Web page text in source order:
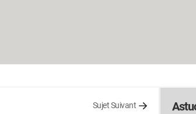
Sujet Suivant